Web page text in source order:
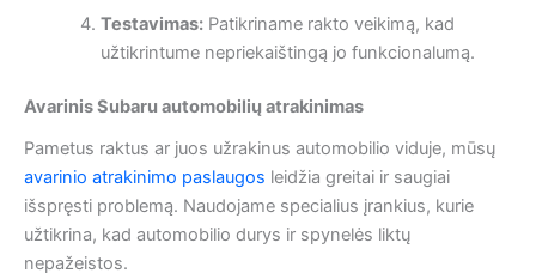
Testavimas:Patikriname rakto veikimą, kad
užtikrintume nepriekaištingą jo funkcionalumą.
Avarinis Subaru automobilių atrakinimas
Pametus raktus ar juos užrakinus automobilio viduje, mūsų
avarinio atrakinimo paslaugos leidžia greitai ir saugiai
išspręsti problemą. Naudojame specialius įrankius, kurie
užtikrina, kad automobilio durys ir spynelės liktų
nepažeistos.